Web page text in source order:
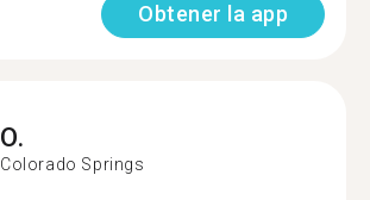
Obtener la app
O.
Colorado Springs